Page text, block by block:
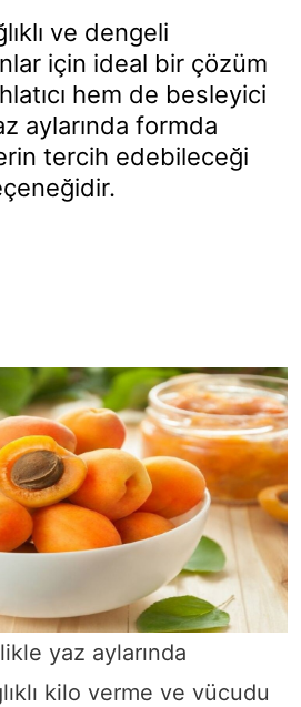
ve dengeli
için ideal bir çözüm
hem de besleyici
aylarında formda
tercih edebileceği
yaz aylarında
kilo verme ve vücudu